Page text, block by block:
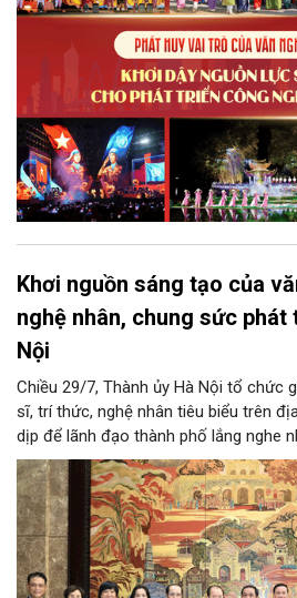
lực cạnh tranh và khẳng định vị thế
trong kỷ nguyên mới.
Khơi nguồn sáng tạo của
nghệ nhân, chung sức phát
Nội
Chiều 29/7, Thành ủy Hà Nội tổ chức
sĩ, trí thức, nghệ nhân tiêu biểu trên
dịp để lãnh đạo thành phố lắng nghe
triển khoa học công nghệ, đổi mới
hóa và phát huy nguồn lực con người,
mới cho sự phát triển nhanh, bền